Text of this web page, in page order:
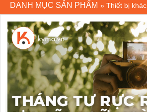
DANH MỤC SẢN PHẨM » Thiết bị khác